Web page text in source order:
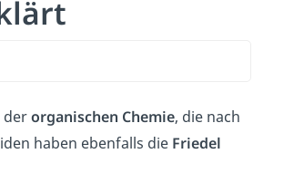
derorganischen Chemie, die nach
haben ebenfalls die Friedel